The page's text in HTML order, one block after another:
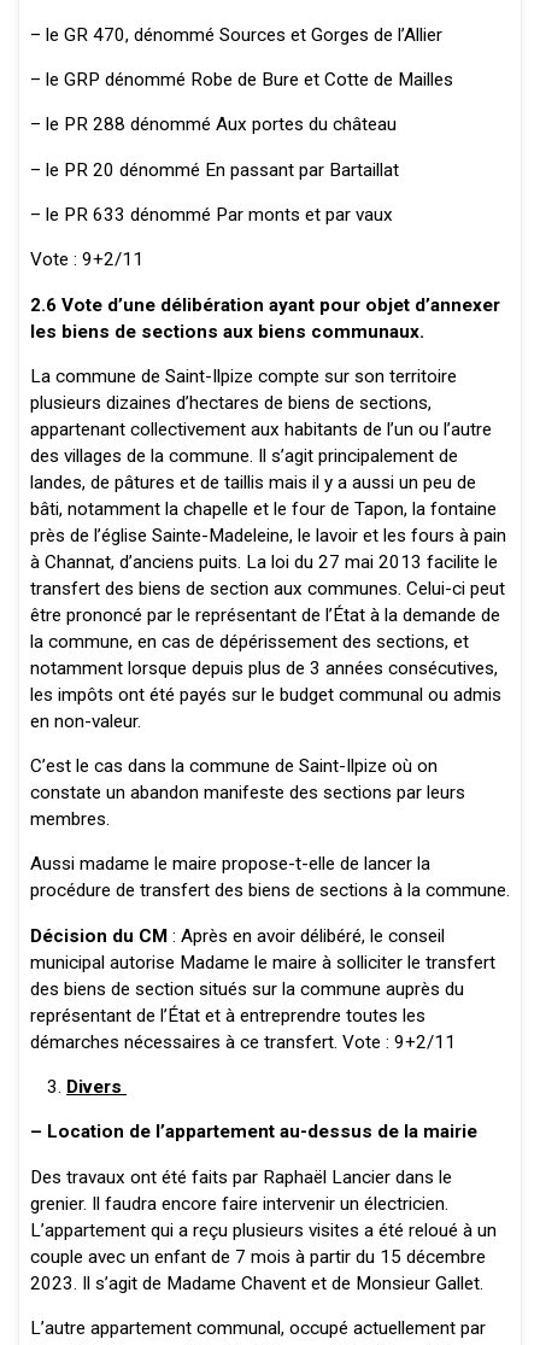
– le GR 470, dénommé Sources et Gorges de l’Allier
– le GRP dénommé Robe de Bure et Cotte de Mailles
– le PR 288 dénommé Aux portes du château
– le PR 20 dénommé En passant par Bartaillat
– le PR 633 dénommé Par monts et par vaux
Vote : 9+2/11
2.6 Vote d’une délibération ayant pour objet d’annexer
les biens de sections aux biens communaux.
La commune de Saint-Ilpize compte sur son territoire
plusieurs dizaines d’hectares de biens de sections,
appartenant collectivement aux habitants de l’un ou l’autre
des villages de la commune. Il s’agit principalement de
landes, de pâtures et de taillis mais il y a aussi un peu de
bâti, notamment la chapelle et le four de Tapon, la fontaine
près de l’église Sainte-Madeleine, le lavoir et les fours à pain
à Channat, d’anciens puits. La loi du 27 mai 2013 facilite le
transfert des biens de section aux communes. Celui-ci peut
être prononcé par le représentant de l’État à la demande de
la commune, en cas de dépérissement des sections, et
notamment lorsque depuis plus de 3 années consécutives,
les impôts ont été payés sur le budget communal ou admis
en non-valeur.
C’est le cas dans la commune de Saint-Ilpize où on
constate un abandon manifeste des sections par leurs
membres.
Aussi madame le maire propose-t-elle de lancer la
procédure de transfert des biens de sections à la commune.
Décision du CM: Après en avoir délibéré, le conseil
municipal autorise Madame le maire à solliciter le transfert
des biens de section situés sur la commune auprès du
représentant de l’État et à entreprendre toutes les
démarches nécessaires à ce transfert. Vote : 9+2/11
Divers
– Location de l’appartement au-dessus de la mairie
Des travaux ont été faits par Raphaël Lancier dans le
grenier. Il faudra encore faire intervenir un électricien.
L’appartement qui a reçu plusieurs visites a été reloué à un
couple avec un enfant de 7 mois à partir du 15 décembre
2023. Il s’agit de Madame Chavent et de Monsieur Gallet.
L’autre appartement communal, occupé actuellement par